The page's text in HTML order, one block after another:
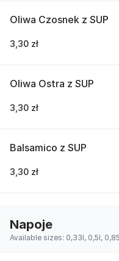
Oliwa Czosnek z SUP
3,30 zł
Oliwa Ostra z SUP
3,30 zł
Balsamico z SUP
3,30 zł
Napoje
Available sizes: 0,33l, 0,5l,